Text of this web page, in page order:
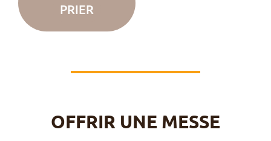
PRIER
OFFRIR UNE MESSE